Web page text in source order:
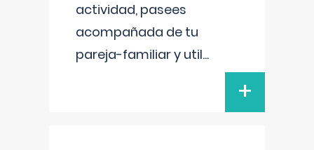
actividad, pasees
acompañada de tu
pareja-familiar y util...
+